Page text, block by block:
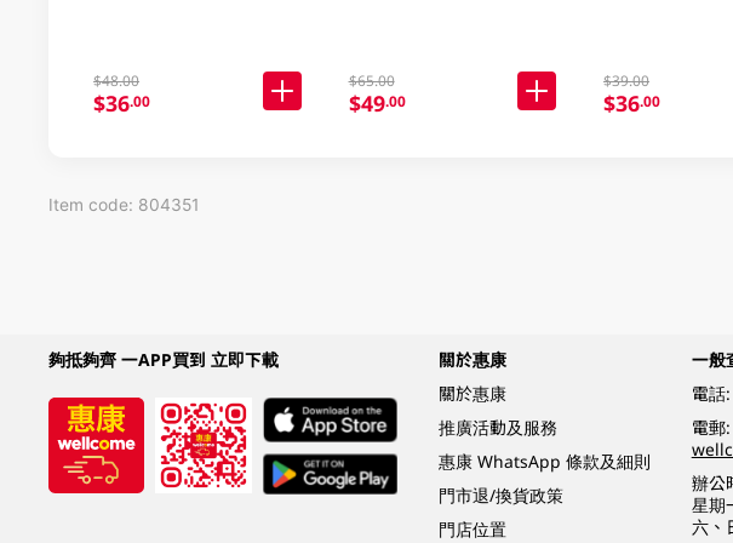
$48.00
$36.00
$65.00
$49.00
$39.00
$36.00
Item code: 804351
夠抵夠齊 一APP買到 立即下載
關於惠康
關於惠康
推廣活動及服務
惠康 WhatsApp 條款及細則
門市退/換貨政策
門店位置
一般
電話:
電郵:
辦公
星期
六、